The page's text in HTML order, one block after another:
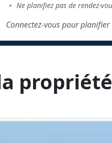
🔹 Ne planifiez pas de rendez-
Connectez-vous pour
propriété